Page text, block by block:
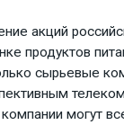
акций
продуктов
сырьевые
могут